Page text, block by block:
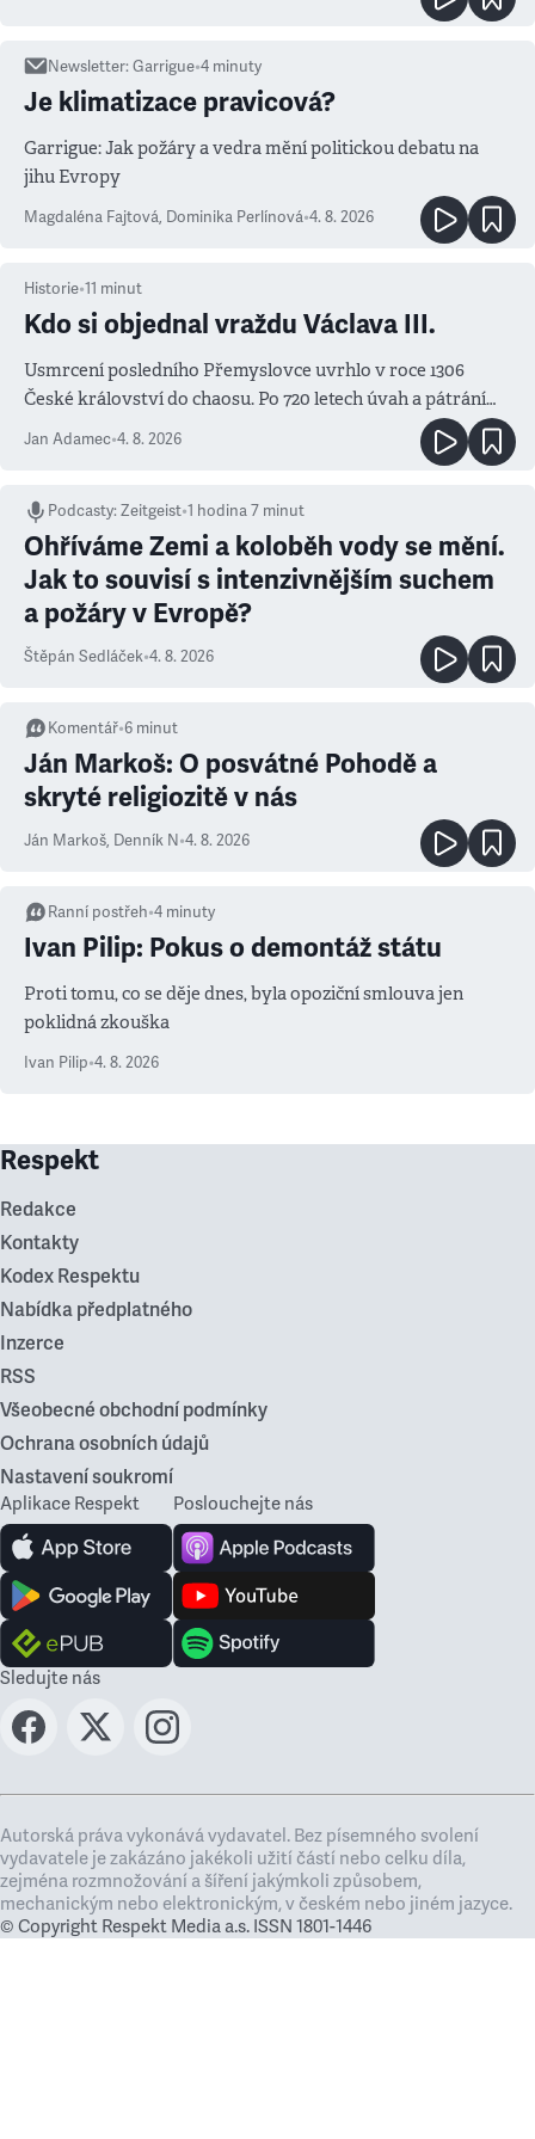
Newsletter:Garrigue•4 minuty
Je klimatizace pravicová?
Garrigue: Jak požáry a vedra mění politickou debatu na
jihu Evropy
Magdaléna Fajtová, Dominika Perlínová•4. 8. 2026
Historie•11 minut
Kdo si objednal vraždu Václava III.
Usmrcení posledního Přemyslovce uvrhlo v roce 1306
České království do chaosu. Po 720 letech úvah a pátrání
známe jména podezřelých
Jan Adamec•4. 8. 2026
Podcasty:Zeitgeist•1 hodina 7 minut
Ohříváme Zemi a koloběh vody se mění.
Jak to souvisí s intenzivnějším suchem
a požáry v Evropě?
Štěpán Sedláček•4. 8. 2026
Komentář•6 minut
Ján Markoš: O posvátné Pohodě a
skryté religiozitě v nás
Ján Markoš, Denník N•4. 8. 2026
Ranní postřeh•4 minuty
Ivan Pilip: Pokus o demontáž státu
Proti tomu, co se děje dnes, byla opoziční smlouva jen
poklidná zkouška
Ivan Pilip•4. 8. 2026
Respekt
Redakce
Kontakty
Kodex Respektu
Nabídka předplatného
Inzerce
RSS
Všeobecné obchodní podmínky
Ochrana osobních údajů
Nastavení soukromí
Aplikace Respekt Poslouchejte nás
Sledujte nás
Autorská práva vykonává vydavatel. Bez písemného svolení
vydavatele je zakázáno jakékoli užití částí nebo celku díla,
zejména rozmnožování a šíření jakýmkoli způsobem,
mechanickým nebo elektronickým, v českém nebo jiném jazyce.
© Copyright Respekt Media a.s. ISSN 1801-1446